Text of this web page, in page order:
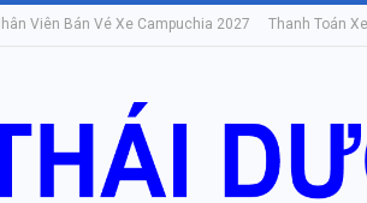
Viên Bán Vé Xe Campuchia 2027 Thanh Toán